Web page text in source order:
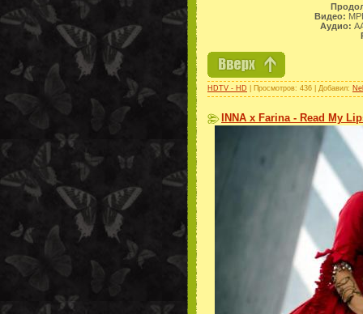
Видео:
Аудио:
HDTV - HD | Просмотров: 436 | Добавил:
INNA x Farina - Read My